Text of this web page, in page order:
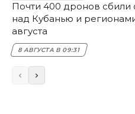
Почти 400 дронов
над Кубанью и
августа
8 АВГУСТА В 09:31